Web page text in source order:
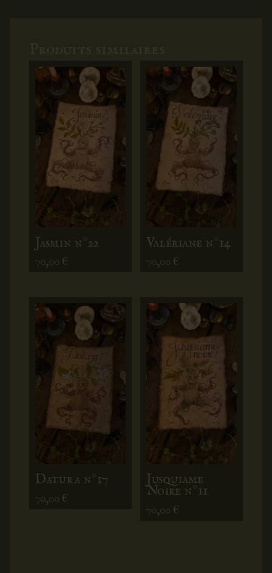
Jasmin n°22
70,00 €
Valériane n°14
70,00 €
Datura n°17
€
Jusquiame
Noire n°11
€